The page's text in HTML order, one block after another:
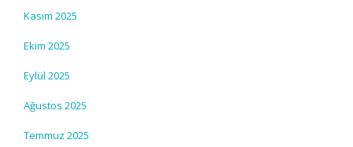
Kasım 2025
Ekim 2025
Eylül 2025
Ağustos 2025
Temmuz 2025